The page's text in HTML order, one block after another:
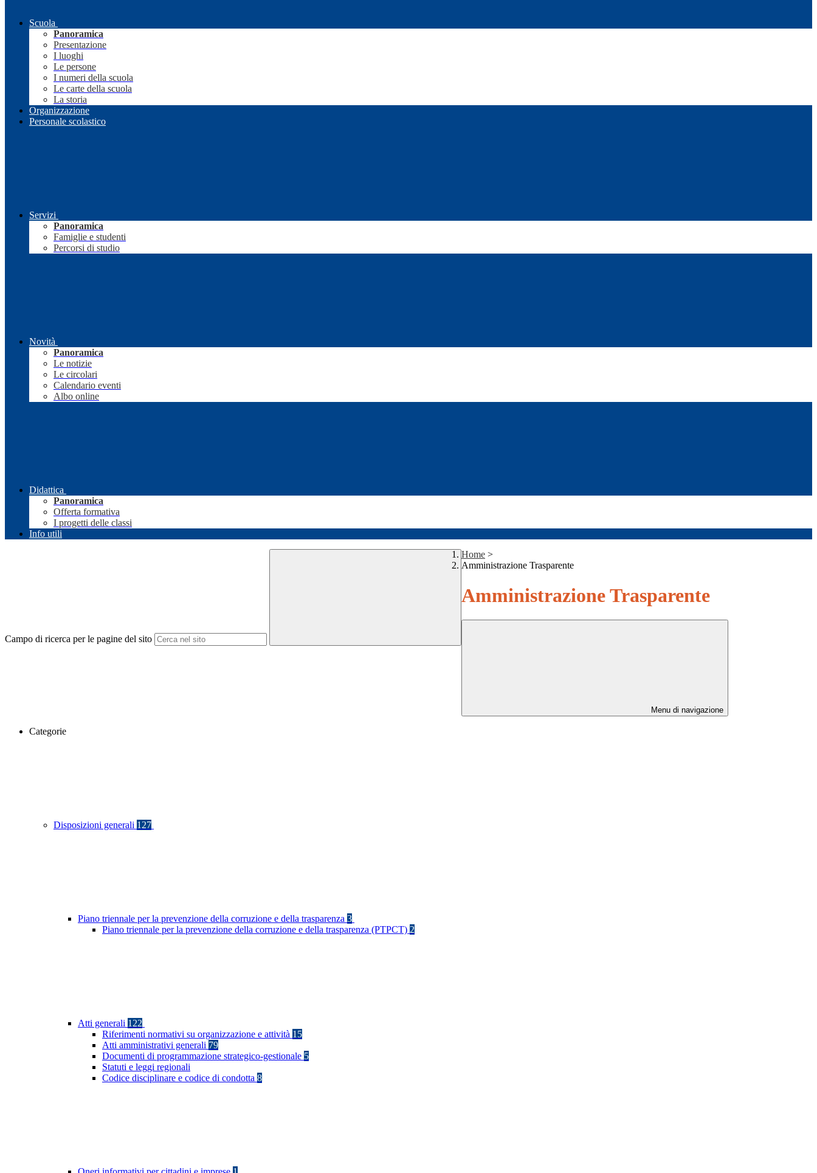
Scuola
Panoramica
Presentazione
I luoghi
Le persone
I numeri della scuola
Le carte della scuola
La storia
Organizzazione
Personale scolastico
Servizi
Panoramica
Famiglie e studenti
Percorsi di studio
Novità
Panoramica
Le notizie
Le circolari
Calendario eventi
Albo online
Didattica
Panoramica
Offerta formativa
I progetti delle classi
Info utili
Campo di ricerca per le pagine del sito
Home >
Amministrazione Trasparente
Amministrazione Trasparente
Menu di navigazione
Categorie
Disposizioni generali 127
Piano triennale per la prevenzione della corruzione e della trasparenza 3
Piano triennale per la prevenzione della corruzione e della trasparenza (PTPCT) 2
Atti generali 122
Riferimenti normativi su organizzazione e attività 15
Atti amministrativi generali 79
Documenti di programmazione strategico-gestionale 5
Statuti e leggi regionali
Codice disciplinare e codice di condotta 8